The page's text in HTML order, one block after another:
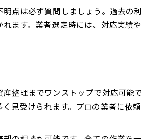
点は必ず質問しましょう。過去の
ます。業者選定時には、対応実績
整理までワンストップで対応可能
見受けられます。プロの業者に依